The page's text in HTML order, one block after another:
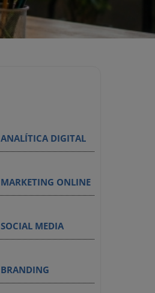
ANALÍTICA DIGITAL
MARKETING ONLINE
SOCIAL MEDIA
BRANDING